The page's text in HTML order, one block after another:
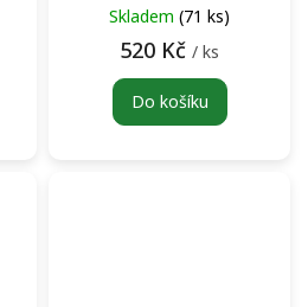
Skladem (71 ks)
520 Kč / ks
Do košíku